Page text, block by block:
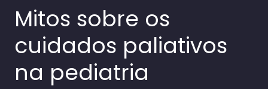
Mitos sobre os
cuidados paliativos
na pediatria